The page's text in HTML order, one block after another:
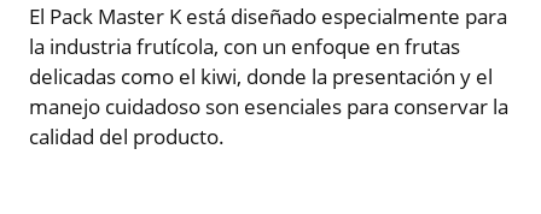
El Pack Master K está diseñado especialmente para
la industria frutícola, con un enfoque en frutas
delicadas como el kiwi, donde la presentación y el
manejo cuidadoso son esenciales para conservar la
calidad del producto.